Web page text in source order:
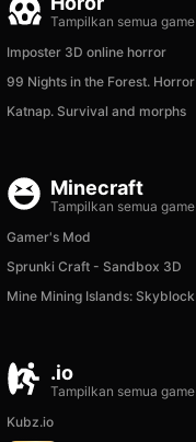
Tampilkan semua game
Imposter 3D online horror
Katnap. Survival and morphs
Minecraft
Tampilkan semua game
Gamer's Mod
Sprunki Craft - Sandbox 3D
.io
Tampilkan semua game
Kubz.io